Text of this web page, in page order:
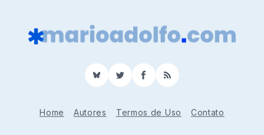
BlueSkyTwitterFacebook
RSS
Home Autores Termos de Uso Contato